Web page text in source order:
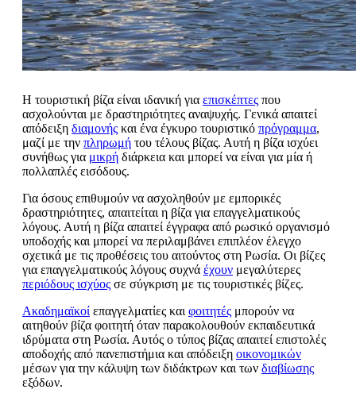
Η τουριστική βίζα είναι ιδανική για επισκέπτες που
ασχολούνται με δραστηριότητες αναψυχής. Γενικά απαιτεί
απόδειξη διαμονής και ένα έγκυρο τουριστικό πρόγραμμα,
μαζί με την πληρωμή του τέλους βίζας. Αυτή η βίζα ισχύει
συνήθως για μικρή διάρκεια και μπορεί να είναι για μία ή
πολλαπλές εισόδους.
Για όσους επιθυμούν να ασχοληθούν με εμπορικές
δραστηριότητες, απαιτείται η βίζα για επαγγελματικούς
λόγους. Αυτή η βίζα απαιτεί έγγραφα από ρωσικό οργανισμό
υποδοχής και μπορεί να περιλαμβάνει επιπλέον έλεγχο
σχετικά με τις προθέσεις του αιτούντος στη Ρωσία. Οι βίζες
για επαγγελματικούς λόγους συχνά έχουν μεγαλύτερες
περιόδους ισχύος σε σύγκριση με τις τουριστικές βίζες.
Ακαδημαϊκοί επαγγελματίες και φοιτητές μπορούν να
αιτηθούν βίζα φοιτητή όταν παρακολουθούν εκπαιδευτικά
ιδρύματα στη Ρωσία. Αυτός ο τύπος βίζας απαιτεί επιστολές
αποδοχής από πανεπιστήμια και απόδειξη οικονομικών
μέσων για την κάλυψη των διδάκτρων και των διαβίωσης
εξόδων.